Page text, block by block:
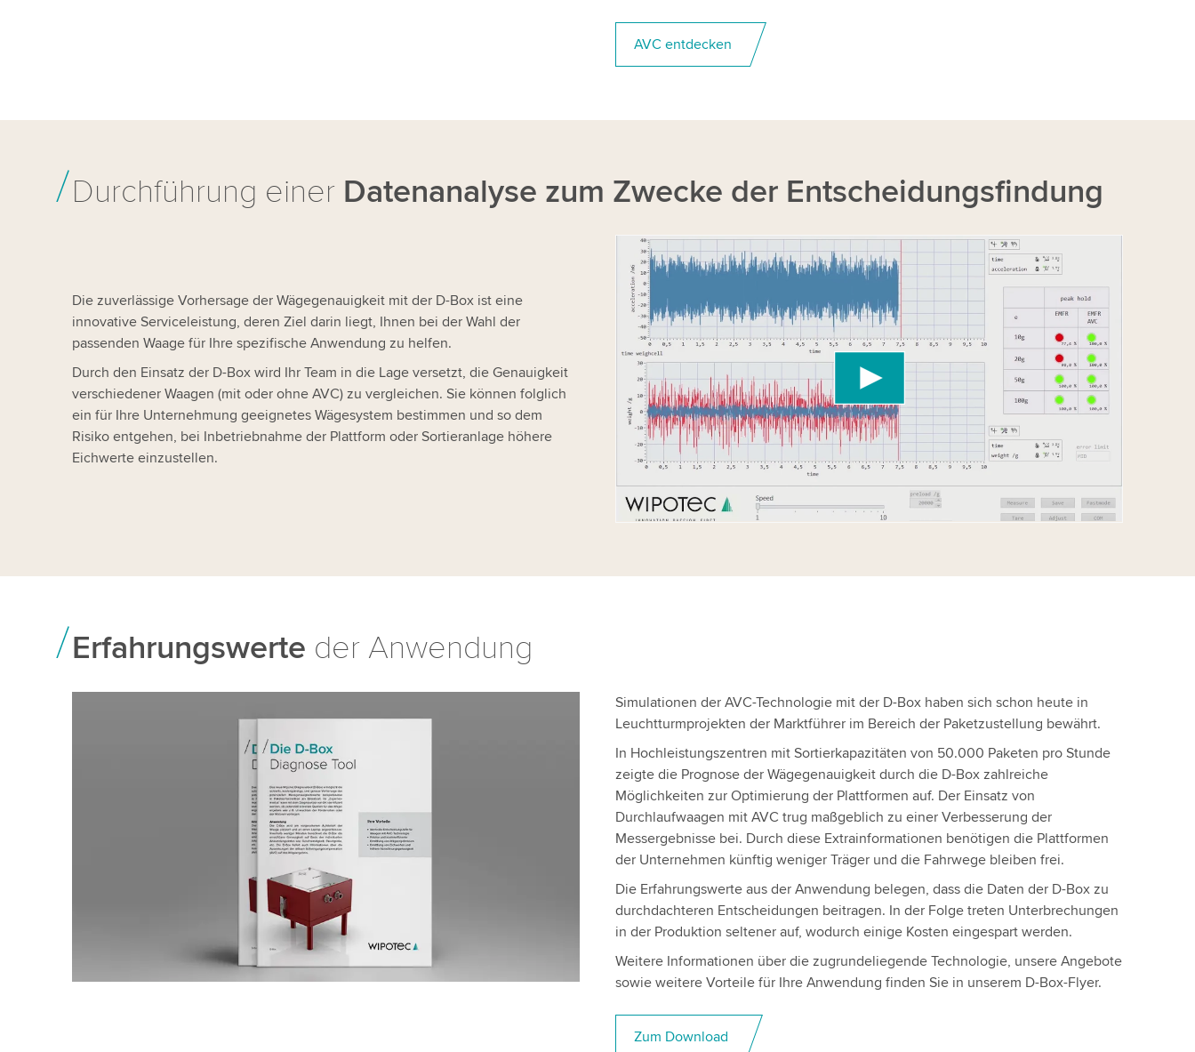
AVC entdecken
Durchführung einer Datenanalyse zum Zwecke der Entscheidungsfindung
Die zuverlässige Vorhersage der Wägegenauigkeit mit der D-Box ist eine
innovative Serviceleistung, deren Ziel darin liegt, Ihnen bei der Wahl der
passenden Waage für Ihre spezifische Anwendung zu helfen.
Durch den Einsatz der D-Box wird Ihr Team in die Lage versetzt, die Genauigkeit
verschiedener Waagen (mit oder ohne AVC) zu vergleichen. Sie können folglich
ein für Ihre Unternehmung geeignetes Wägesystem bestimmen und so dem
Risiko entgehen, bei Inbetriebnahme der Plattform oder Sortieranlage höhere
Eichwerte einzustellen.
We need your consent to load the YouTube Video service!
We use a third party service to embed video content that may collect
data about your activity. Please review the details and accept the service
to watch this video.
Accept More information
Erfahrungswerte der Anwendung
Simulationen der AVC-Technologie mit der D-Box haben sich schon heute in
Leuchtturmprojekten der Marktführer im Bereich der Paketzustellung bewährt.
In Hochleistungszentren mit Sortierkapazitäten von 50.000 Paketen pro Stunde
zeigte die Prognose der Wägegenauigkeit durch die D-Box zahlreiche
Möglichkeiten zur Optimierung der Plattformen auf. Der Einsatz von
Durchlaufwaagen mit AVC trug maßgeblich zu einer Verbesserung der
Messergebnisse bei. Durch diese Extrainformationen benötigen die Plattformen
der Unternehmen künftig weniger Träger und die Fahrwege bleiben frei.
Die Erfahrungswerte aus der Anwendung belegen, dass die Daten der D-Box zu
durchdachteren Entscheidungen beitragen. In der Folge treten Unterbrechungen
in der Produktion seltener auf, wodurch einige Kosten eingespart werden.
Weitere Informationen über die zugrundeliegende Technologie, unsere Angebote
sowie weitere Vorteile für Ihre Anwendung finden Sie in unserem D-Box-Flyer.
Zum Download